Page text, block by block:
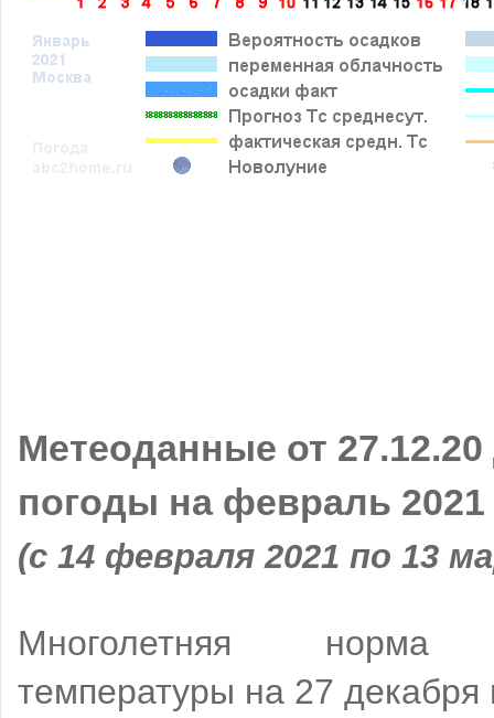
Метеоданные от
погоды на февраль 2021
(с 14 февраля 2021 по 13
Многолетняя норма
температуры на 27